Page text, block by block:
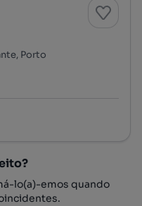
Porto
lo(a)-emos quando